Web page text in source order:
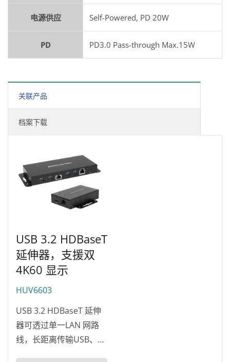
电源供应 Self-Powered, PD 20W
PD PD3.0 Pass-through Max.15W
关联产品
档案下载
USB 3.2 HDBaseT
延伸器，支援双
4K60 显示
HUV6603
USB 3.2 HDBaseT 延伸
器可透过单一LAN 网路
线，长距离传输USB、双